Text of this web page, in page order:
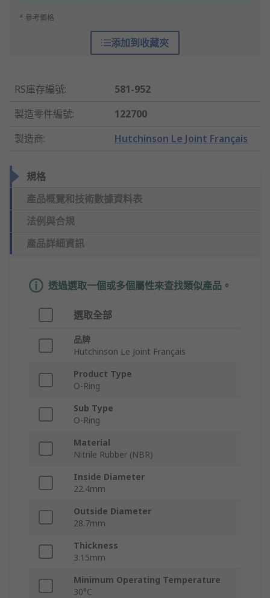
* 參考價格
添加到收藏夾
RS庫存編號:
581-952
製造零件編號:
122700
製造商: Hutchinson Le Joint Français
規格
產品概覽和技術數據資料表
法例與合規
產品詳細資訊
透過選取一個或多個屬性來查找類似產品。
選取全部
品牌
Hutchinson Le Joint Français
Product Type
O-Ring
Sub Type
O-Ring
Material
Nitrile Rubber (NBR)
Inside Diameter
22.4mm
Outside Diameter
28.7mm
Thickness
3.15mm
Minimum Operating Temperature
30°C